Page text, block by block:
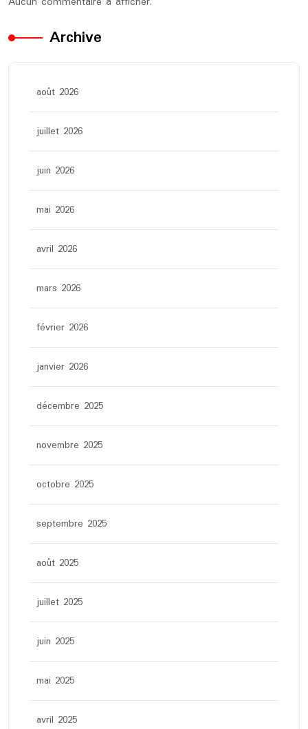
Archive
août 2026
juillet 2026
juin 2026
mai 2026
avril 2026
mars 2026
février 2026
janvier 2026
décembre 2025
novembre 2025
octobre 2025
septembre 2025
août 2025
juillet 2025
juin 2025
mai 2025
avril 2025